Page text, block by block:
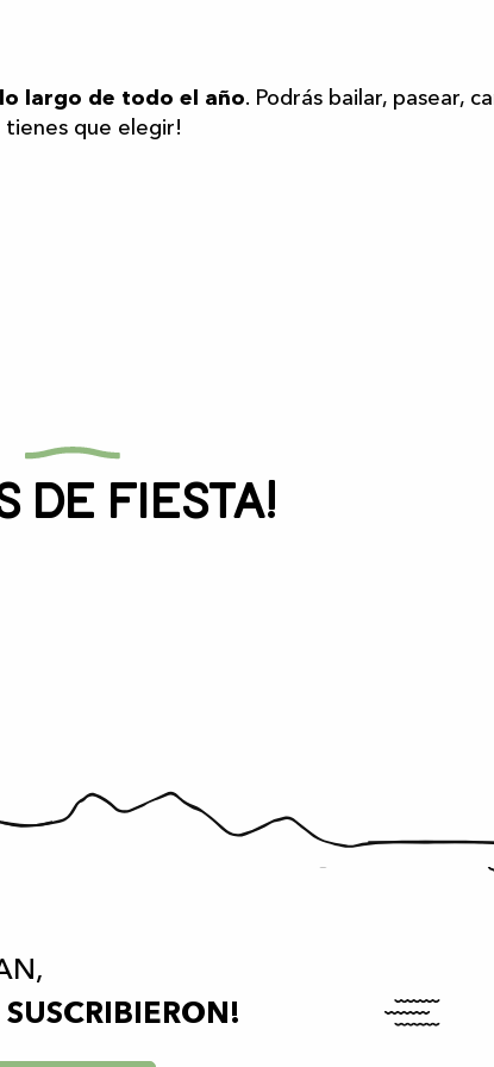
largo de todo el año. Podrás bailar, pasear,
tienes que elegir!
de fiesta!
SUSCRIBIERON!